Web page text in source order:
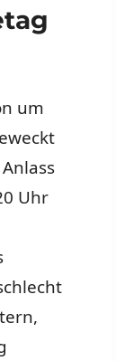
um
Uhr